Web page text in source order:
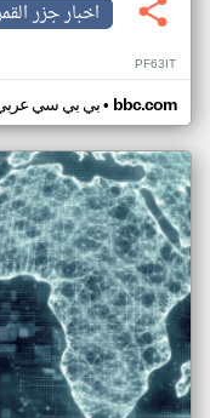
اخبار جزر
PF63IT
بي بي سي• bbc.com